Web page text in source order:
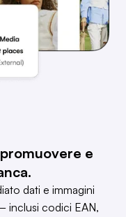
e
dati e immagini
inclusi codici EAN,